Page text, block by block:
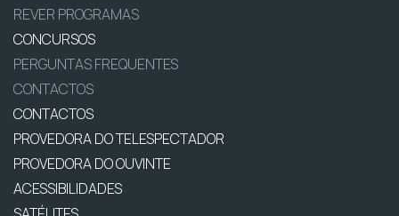
REVER PROGRAMAS
CONCURSOS
PERGUNTAS FREQUENTES
CONTACTOS
CONTACTOS
PROVEDORA DO TELESPECTADOR
PROVEDORA DO OUVINTE
ACESSIBILIDADES